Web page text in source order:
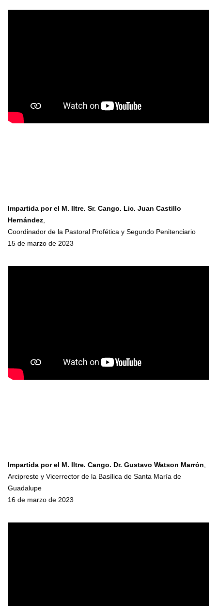
Impartida por el M. Iltre. Sr. Cango. Lic. Juan Castillo
Hernández
Coordinador de la Pastoral Profética y Segundo Penitenciario
15 de marzo de 2023
Impartida por el M. Iltre. Cango. Dr. Gustavo Watson Marrón
Arcipreste y Vicerrector de la Basílica de Santa María de
Guadalupe
16 de marzo de 2023